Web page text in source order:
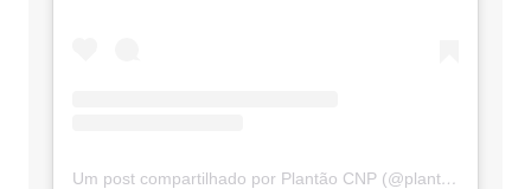
Um post compartilhado por Plantão CNP (@plantaocnp)